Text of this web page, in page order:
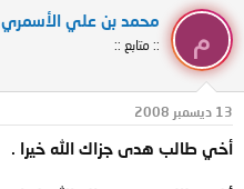
م
محمد بن علي الأسمري
:: متابع ::
13 ديسمبر 2008
أخي طالب هدى جزاك الله خيرا .